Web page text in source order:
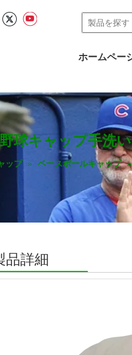
ホームペー
球キャップ手洗
ップ » ベースボールキャップ
品詳細